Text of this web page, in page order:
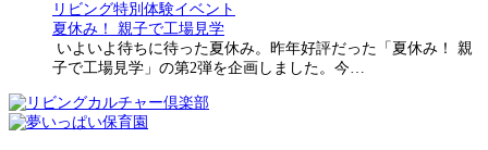
リビング特別体験イベント
夏休み！ 親子で工場見学
いよいよ待ちに待った夏休み。昨年好評だった「夏休み！ 親
子で工場見学」の第2弾を企画しました。今…